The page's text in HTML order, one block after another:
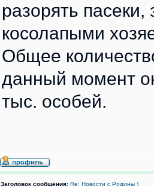
разорять пасеки,
косолапыми
Общее
данный момент
тыс. особей.
Заголовок сообщения: Re: Новости с Родины )